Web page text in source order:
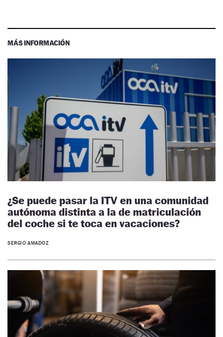
MÁS INFORMACIÓN
¿Se puede pasar la ITV en una comunidad
autónoma distinta a la de matriculación
del coche si te toca en vacaciones?
SERGIO AMADOZ